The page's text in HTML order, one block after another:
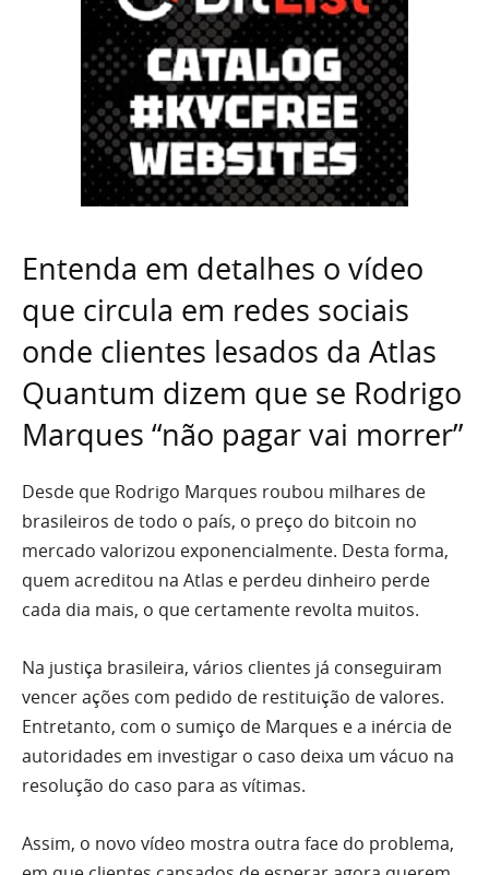
Entenda em detalhes o vídeo
que circula em redes sociais
onde clientes lesados da Atlas
Quantum dizem que se Rodrigo
Marques “não pagar vai morrer”
Desde que Rodrigo Marques roubou milhares de
brasileiros de todo o país, o preço do bitcoin no
mercado valorizou exponencialmente. Desta forma,
quem acreditou na Atlas e perdeu dinheiro perde
cada dia mais, o que certamente revolta muitos.
Na justiça brasileira, vários clientes já conseguiram
vencer ações com pedido de restituição de valores.
Entretanto, com o sumiço de Marques e a inércia de
autoridades em investigar o caso deixa um vácuo na
resolução do caso para as vítimas.
Assim, o novo vídeo mostra outra face do problema,